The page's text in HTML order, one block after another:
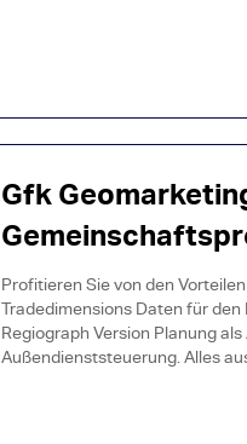
Gfk
Profitieren Sie von den
Tradedimensions Daten für
Regiograph Version Planung
Außendienststeuerung. Alles